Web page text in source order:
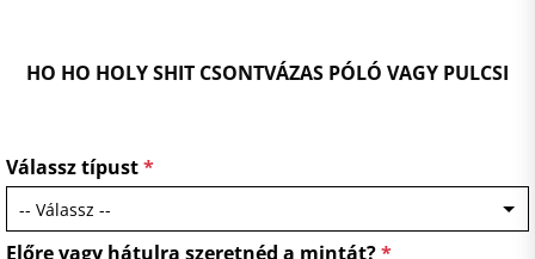
HO HO HOLY SHIT CSONTVÁZAS PÓLÓ VAGY PULCSI
Válassz típust*
Előre vagy hátulra szeretnéd a mintát?*